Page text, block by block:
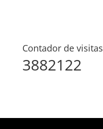
Contador de visitas
3882122